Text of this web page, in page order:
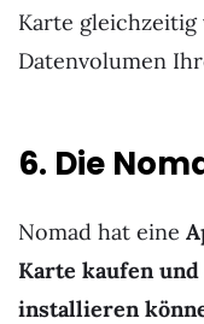
Karte gleichzeitig
Datenvolumen
6. Die
Nomad hat eine
Karte kaufen
installieren